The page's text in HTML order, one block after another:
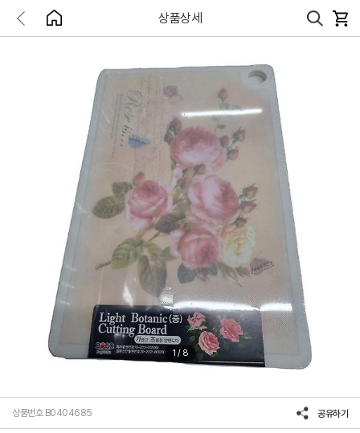
상품상세
1 / 8
상품번호 B0404685 공유하기